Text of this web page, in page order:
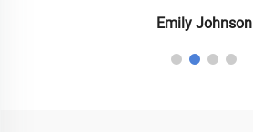
Emily Johnson